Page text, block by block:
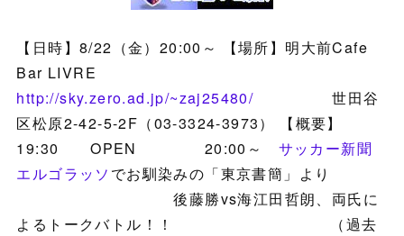
【日時】8/22（金）20:00～ 【場所】明大前Cafe
Bar LIVRE
http://sky.zero.ad.jp/~zaj25480/ 世田谷
区松原2-42-5-2F（03-3324-3973） 【概要】
19:30 OPEN 20:00～ サッカー新聞
エルゴラッソ でお馴染みの「東京書簡」より
後藤勝vs海江田哲朗、両氏に
よるトークバトル！！ （過去